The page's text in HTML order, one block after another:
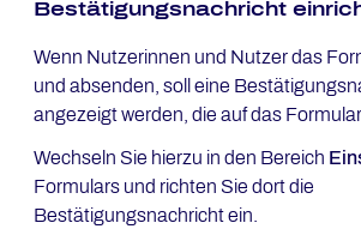
Bestätigungsnachricht
Wenn Nutzerinnen und Nutzer das
und absenden, soll eine
angezeigt werden, die auf das
Wechseln Sie hierzu in den Bereich
Formulars und richten Sie dort die
Bestätigungsnachricht ein.